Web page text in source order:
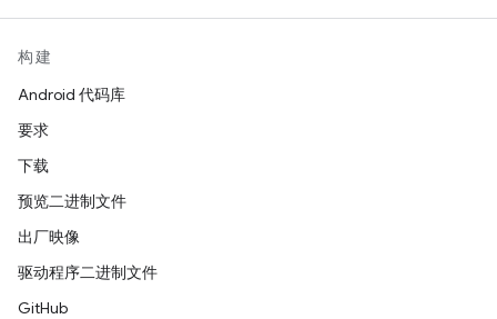
构建
Android 代码库
要求
下载
预览二进制文件
出厂映像
驱动程序二进制文件
GitHub